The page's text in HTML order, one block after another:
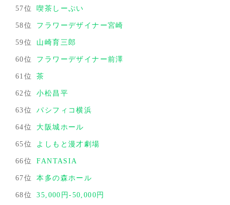
57位 喫茶しーぷい
58位 フラワーデザイナー宮崎
59位 山崎育三郎
60位 フラワーデザイナー前澤
61位 茶
62位 小松昌平
63位 パシフィコ横浜
64位 大阪城ホール
65位 よしもと漫才劇場
66位 FANTASIA
67位 本多の森ホール
68位 35,000円-50,000円